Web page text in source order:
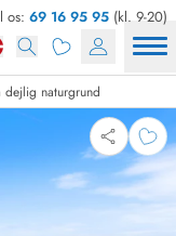
os: 69 16 95 95 (kl. 9-20)
dejlig naturgrund